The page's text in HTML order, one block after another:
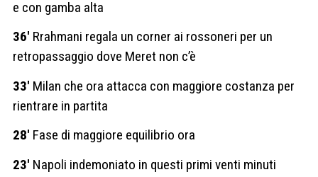
e con gamba alta
36′ Rrahmani regala un corner ai rossoneri per un
retropassaggio dove Meret non c’è
33′ Milan che ora attacca con maggiore costanza per
rientrare in partita
28′ Fase di maggiore equilibrio ora
23′ Napoli indemoniato in questi primi venti minuti